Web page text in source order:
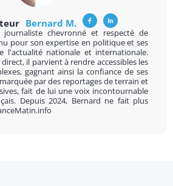
Bernard M.
chevronné et respecté de
pour son expertise en politique et ses
l'actualité nationale et internationale.
il parvient à rendre accessibles les
gagnant ainsi la confiance de ses
par des reportages de terrain et
fait de lui une voix incontournable
Depuis 2024, Bernard ne fait plus